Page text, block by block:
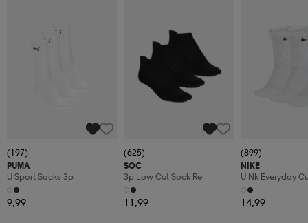
(197)
PUMA
U Sport Socks 3p
9,99
(625)
SOC
3p Low Cut Sock Re
11,99
(899)
NIKE
U Nk Everyday
3pr
14,99